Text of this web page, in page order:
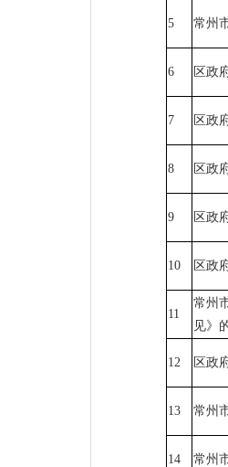
5 常州
6 区政
7 区政
8 区政
9 区政
10 区政
11
常州
见》
12 区政
13 常州
14 常州